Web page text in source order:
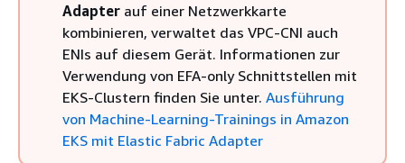
Adapter auf einer Netzwerkkarte
kombinieren, verwaltet das VPC-CNI auch
ENIs auf diesem Gerät. Informationen zur
Verwendung von EFA-only Schnittstellen mit
EKS-Clustern finden Sie unter. Ausführung
von Machine-Learning-Trainings in Amazon
EKS mit Elastic Fabric Adapter